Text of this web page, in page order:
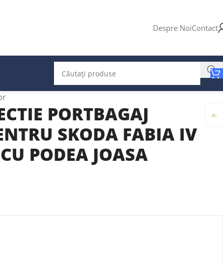
Despre NoiContact
PORTBAGAJ
SKODA FABIA IV
PODEA JOASA